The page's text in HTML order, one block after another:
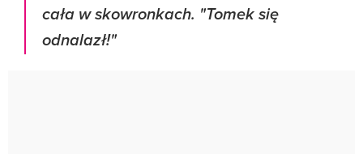
cała w skowronkach. "Tomek się
odnalazł!"